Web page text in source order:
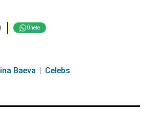
Únete
Baeva Celebs